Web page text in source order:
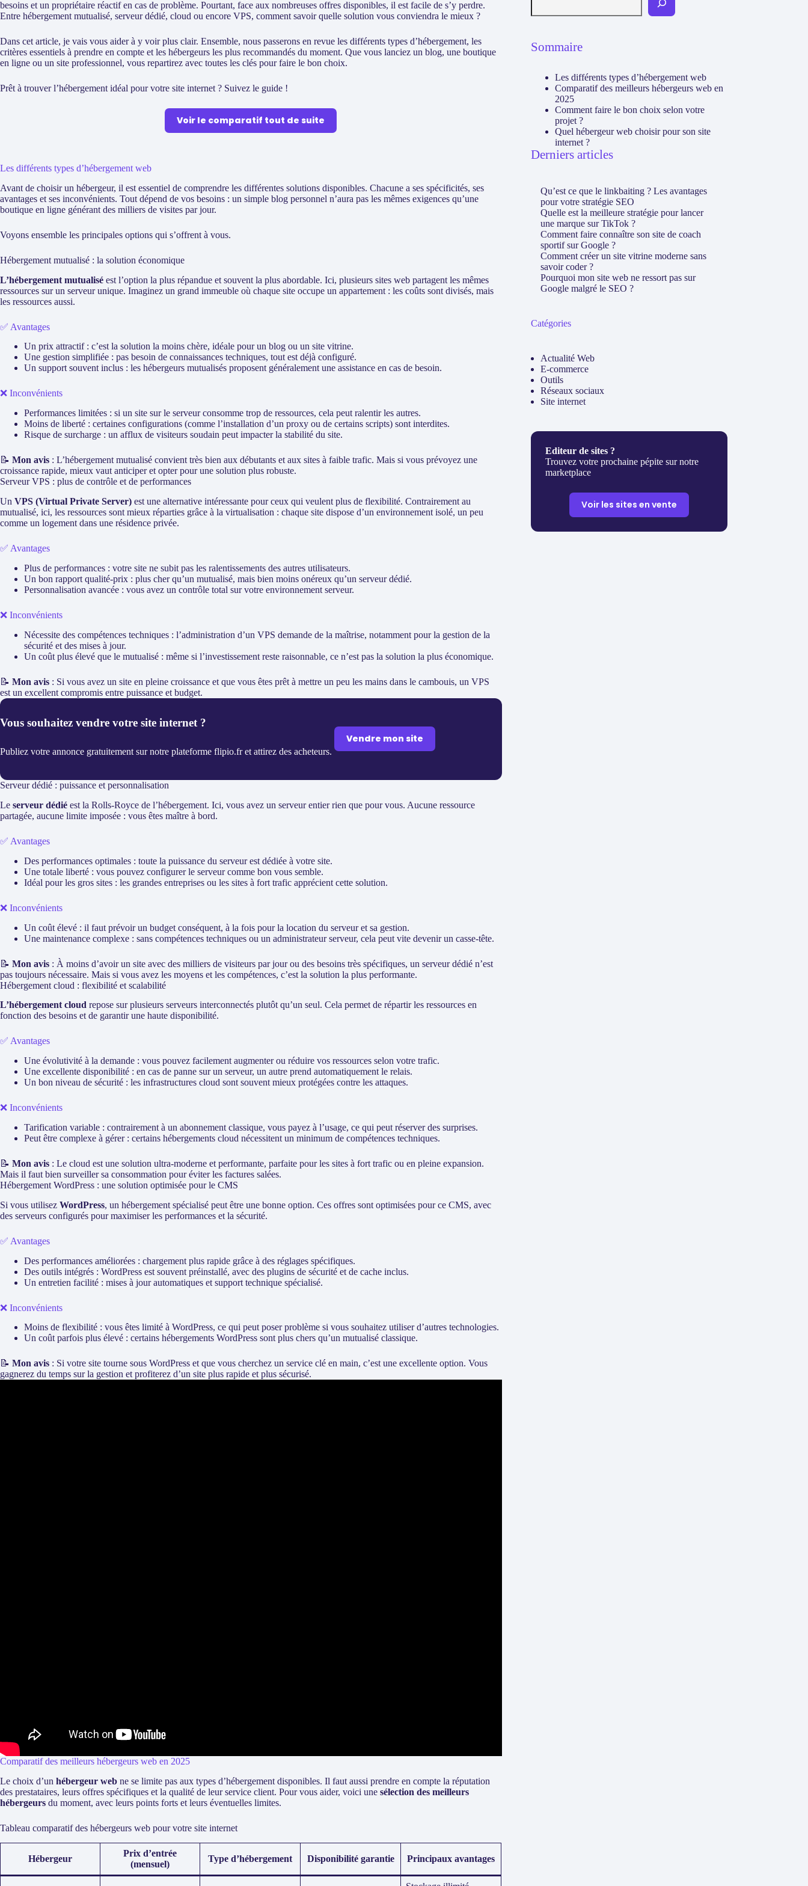
besoins et un propriétaire réactif en cas de problème. Pourtant, face aux nombreuses offres disponibles, il est facile de s’y perdre.
Entre hébergement mutualisé, serveur dédié, cloud ou encore VPS, comment savoir quelle solution vous conviendra le mieux ?
Dans cet article, je vais vous aider à y voir plus clair. Ensemble, nous passerons en revue les différents types d’hébergement, les
critères essentiels à prendre en compte et les hébergeurs les plus recommandés du moment. Que vous lanciez un blog, une boutique
en ligne ou un site professionnel, vous repartirez avec toutes les clés pour faire le bon choix.
Prêt à trouver l’hébergement idéal pour votre site internet ? Suivez le guide !
Voir le comparatif tout de suite
Les différents types d’hébergement web
Avant de choisir un hébergeur, il est essentiel de comprendre les différentes solutions disponibles. Chacune a ses spécificités, ses
avantages et ses inconvénients. Tout dépend de vos besoins : un simple blog personnel n’aura pas les mêmes exigences qu’une
boutique en ligne générant des milliers de visites par jour.
Voyons ensemble les principales options qui s’offrent à vous.
Hébergement mutualisé : la solution économique
L’hébergement mutualisé est l’option la plus répandue et souvent la plus abordable. Ici, plusieurs sites web partagent les mêmes
ressources sur un serveur unique. Imaginez un grand immeuble où chaque site occupe un appartement : les coûts sont divisés, mais
les ressources aussi.
✅ Avantages
Un prix attractif : c’est la solution la moins chère, idéale pour un blog ou un site vitrine.
Une gestion simplifiée : pas besoin de connaissances techniques, tout est déjà configuré.
Un support souvent inclus : les hébergeurs mutualisés proposent généralement une assistance en cas de besoin.
❌ Inconvénients
Performances limitées : si un site sur le serveur consomme trop de ressources, cela peut ralentir les autres.
Moins de liberté : certaines configurations (comme l’installation d’un proxy ou de certains scripts) sont interdites.
Risque de surcharge : un afflux de visiteurs soudain peut impacter la stabilité du site.
📝 Mon avis : L’hébergement mutualisé convient très bien aux débutants et aux sites à faible trafic. Mais si vous prévoyez une
croissance rapide, mieux vaut anticiper et opter pour une solution plus robuste.
Serveur VPS : plus de contrôle et de performances
Un VPS (Virtual Private Server) est une alternative intéressante pour ceux qui veulent plus de flexibilité. Contrairement au
mutualisé, ici, les ressources sont mieux réparties grâce à la virtualisation : chaque site dispose d’un environnement isolé, un peu
comme un logement dans une résidence privée.
✅ Avantages
Plus de performances : votre site ne subit pas les ralentissements des autres utilisateurs.
Un bon rapport qualité-prix : plus cher qu’un mutualisé, mais bien moins onéreux qu’un serveur dédié.
Personnalisation avancée : vous avez un contrôle total sur votre environnement serveur.
❌ Inconvénients
Nécessite des compétences techniques : l’administration d’un VPS demande de la maîtrise, notamment pour la gestion de la
sécurité et des mises à jour.
Un coût plus élevé que le mutualisé : même si l’investissement reste raisonnable, ce n’est pas la solution la plus économique.
📝 Mon avis : Si vous avez un site en pleine croissance et que vous êtes prêt à mettre un peu les mains dans le cambouis, un VPS
est un excellent compromis entre puissance et budget.
Vous souhaitez vendre votre site internet ?
Publiez votre annonce gratuitement sur notre plateforme flipio.fr et attirez des acheteurs.
Vendre mon site
Serveur dédié : puissance et personnalisation
Le serveur dédié est la Rolls-Royce de l’hébergement. Ici, vous avez un serveur entier rien que pour vous. Aucune ressource
partagée, aucune limite imposée : vous êtes maître à bord.
✅ Avantages
Des performances optimales : toute la puissance du serveur est dédiée à votre site.
Une totale liberté : vous pouvez configurer le serveur comme bon vous semble.
Idéal pour les gros sites : les grandes entreprises ou les sites à fort trafic apprécient cette solution.
❌ Inconvénients
Un coût élevé : il faut prévoir un budget conséquent, à la fois pour la location du serveur et sa gestion.
Une maintenance complexe : sans compétences techniques ou un administrateur serveur, cela peut vite devenir un casse-tête.
📝 Mon avis : À moins d’avoir un site avec des milliers de visiteurs par jour ou des besoins très spécifiques, un serveur dédié n’est
pas toujours nécessaire. Mais si vous avez les moyens et les compétences, c’est la solution la plus performante.
Hébergement cloud : flexibilité et scalabilité
L’hébergement cloud repose sur plusieurs serveurs interconnectés plutôt qu’un seul. Cela permet de répartir les ressources en
fonction des besoins et de garantir une haute disponibilité.
✅ Avantages
Une évolutivité à la demande : vous pouvez facilement augmenter ou réduire vos ressources selon votre trafic.
Une excellente disponibilité : en cas de panne sur un serveur, un autre prend automatiquement le relais.
Un bon niveau de sécurité : les infrastructures cloud sont souvent mieux protégées contre les attaques.
❌ Inconvénients
Tarification variable : contrairement à un abonnement classique, vous payez à l’usage, ce qui peut réserver des surprises.
Peut être complexe à gérer : certains hébergements cloud nécessitent un minimum de compétences techniques.
📝 Mon avis : Le cloud est une solution ultra-moderne et performante, parfaite pour les sites à fort trafic ou en pleine expansion.
Mais il faut bien surveiller sa consommation pour éviter les factures salées.
Hébergement WordPress : une solution optimisée pour le CMS
Si vous utilisez WordPress, un hébergement spécialisé peut être une bonne option. Ces offres sont optimisées pour ce CMS, avec
des serveurs configurés pour maximiser les performances et la sécurité.
✅ Avantages
Des performances améliorées : chargement plus rapide grâce à des réglages spécifiques.
Des outils intégrés : WordPress est souvent préinstallé, avec des plugins de sécurité et de cache inclus.
Un entretien facilité : mises à jour automatiques et support technique spécialisé.
❌ Inconvénients
Moins de flexibilité : vous êtes limité à WordPress, ce qui peut poser problème si vous souhaitez utiliser d’autres technologies.
Un coût parfois plus élevé : certains hébergements WordPress sont plus chers qu’un mutualisé classique.
📝 Mon avis : Si votre site tourne sous WordPress et que vous cherchez un service clé en main, c’est une excellente option. Vous
gagnerez du temps sur la gestion et profiterez d’un site plus rapide et plus sécurisé.
Comparatif des meilleurs hébergeurs web en 2025
Le choix d’un hébergeur web ne se limite pas aux types d’hébergement disponibles. Il faut aussi prendre en compte la réputation
des prestataires, leurs offres spécifiques et la qualité de leur service client. Pour vous aider, voici une sélection des meilleurs
hébergeurs du moment, avec leurs points forts et leurs éventuelles limites.
Tableau comparatif des hébergeurs web pour votre site internet
Hébergeur
Prix d’entrée
(mensuel)
Type d’hébergement Disponibilité garantie Principaux avantages
Sommaire
Les différents types d’hébergement web
Comparatif des meilleurs hébergeurs web en
2025
Comment faire le bon choix selon votre
projet ?
Quel hébergeur web choisir pour son site
internet ?
Derniers articles
Qu’est ce que le linkbaiting ? Les avantages
pour votre stratégie SEO
Quelle est la meilleure stratégie pour lancer
une marque sur TikTok ?
Comment faire connaître son site de coach
sportif sur Google ?
Comment créer un site vitrine moderne sans
savoir coder ?
Pourquoi mon site web ne ressort pas sur
Google malgré le SEO ?
Catégories
Actualité Web
E-commerce
Outils
Réseaux sociaux
Site internet
Editeur de sites ?
Trouvez votre prochaine pépite sur notre
marketplace
Voir les sites en vente